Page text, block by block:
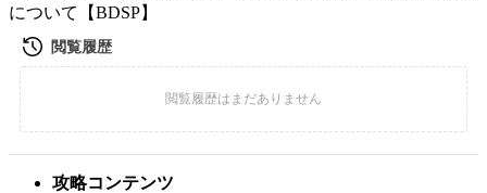
について【BDSP】
攻略コンテンツ